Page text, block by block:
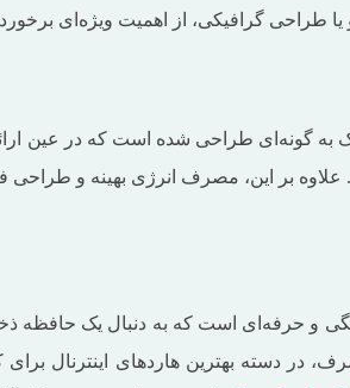
و کم ‌مصرف آن است. سرعت گردش 7200 دور در دقیقه این هارد دیسک به ‌گونه‌ای
بر این، مصرف انرژی بهینه و طراحی
و حرفه‌ای است که به ‌دنبال یک حافظه
انتقال داده 6 گیگابیت بر ثانیه، حافظه کش 32 مگابایت و طراحی کم ‌مصرف، در دسته